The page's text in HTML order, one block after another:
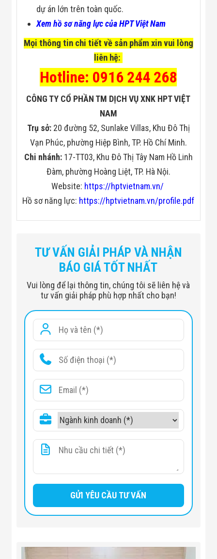
dự án lớn trên toàn quốc.
Xem hồ sơ năng lực của HPT Việt Nam
Mọi thông tin chi tiết về sản phẩm xin vui lòng
liên hệ:
Hotline: 0916 244 268
CÔNG TY CỔ PHẦN TM DỊCH VỤ XNK HPT VIỆT
NAM
Trụ sở: 20 đường 52, Sunlake Villas, Khu Đô Thị
Vạn Phúc, phường Hiệp Bình, TP. Hồ Chí Minh.
Chi nhánh:17-TT03, Khu Đô Thị Tây Nam Hồ Linh
Đàm, phường Hoàng Liệt, TP. Hà Nội.
Website: https://hptvietnam.vn/
Hồ sơ năng lực: https://hptvietnam.vn/profile.pdf
Image Sensor 1/2.7 inch CMOS
Effective Pixels 3840 (H)× 2160 (V), 4K
System
Progressive
Electronic
Shutter Speed
PAL: 1/25s–
1/100000s
NTSC: 1/30s–
1/100000s
S/N Ratio >65dB
Minimum
0.03Lux/F2.0, 30IRE,
Fill Light Working
30 m (98.4 ft)
IR LED Number 12
TƯ VẤN GIẢI PHÁP VÀ NHẬN
BÁO GIÁ TỐT NHẤT
Vui lòng để lại thông tin, chúng tôi sẽ liên hệ và
tư vấn giải pháp phù hợp nhất cho bạn!